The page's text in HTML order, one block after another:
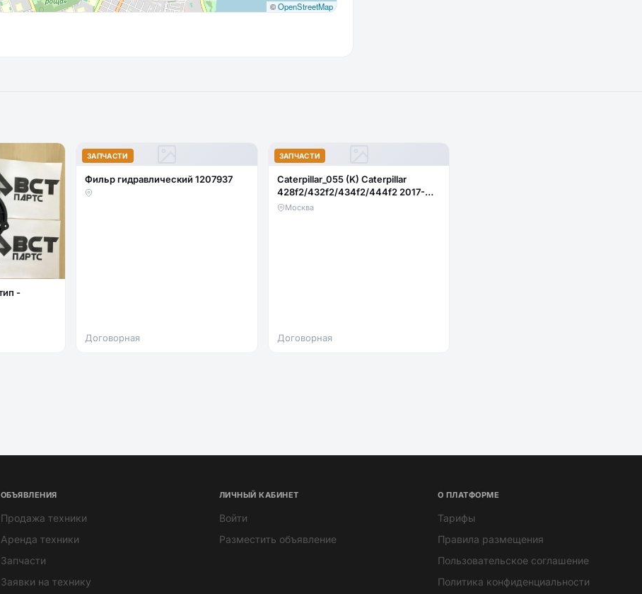
©OpenStreetMap
ЗАПЧАСТИ
Фильр гидравлический 1207937
Договорная
ЗАПЧАСТИ
Caterpillar_055 (K) Caterpillar
428f2/432f2/434f2/444f2 2017-
стекло лобовое нижнее правое
Москва
Договорная
ОБЪЯВЛЕНИЯ
Продажа техники
Аренда техники
Запчасти
Заявки на технику
ЛИЧНЫЙ КАБИНЕТ
Войти
Разместить объявление
О ПЛАТФОРМЕ
Тарифы
Правила размещения
Пользовательское соглашение
Политика конфиденциальности